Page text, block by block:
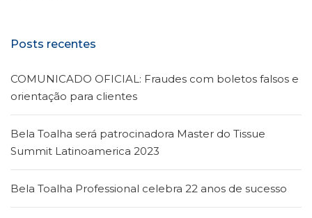
Posts recentes
COMUNICADO OFICIAL: Fraudes com boletos falsos e
orientação para clientes
Bela Toalha será patrocinadora Master do Tissue
Summit Latinoamerica 2023
Bela Toalha Professional celebra 22 anos de sucesso